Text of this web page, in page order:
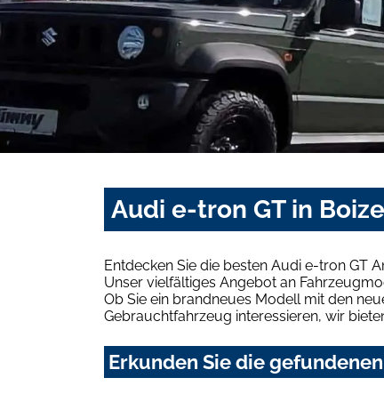
Audi e-tron GT in
Entdecken Sie die besten Audi e-tron GT
Unser vielfältiges Angebot an
Ob Sie ein brandneues Modell mit den
Gebrauchtfahrzeug interessieren, wir
Erkunden Sie die